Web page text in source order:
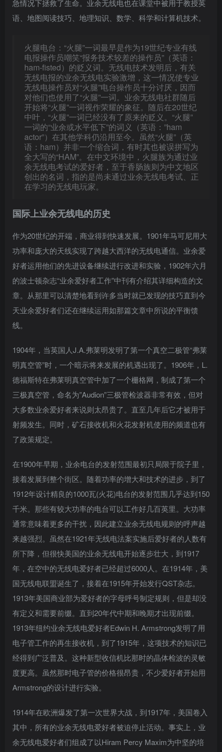
急情况下拯救了生命。业余无线电也在课堂中被用于教授英
语、地图阅读技巧、地理知识、数学、科学和计算机技术。
火腿电台：“火腿”一词最早是作为19世纪专业有线
电报操作员嘲笑“报务技术较差的操作员”（英语：
ham-fisted）的贬义词。无线电技术发明后，有关
无线电报的业余无线电实验激增，这一情况使专业
无线电操作员对“火腿”电台操作员十分讨厌，因而
对他们也使用了“火腿”一词。业余无线电社群随后
开始将“火腿”一词视作荣耀的象征。随后在20世纪
中叶，“火腿”一词已经没有了原来的贬义。“火腿”
一词的“业余或水平低下”的词义（英语：”ham
actor”）在其他学科仍沿用至今。虽然“火腿”（英
语：ham）并非一个缩合词，有时其也被误拼写为
全大写的“HAM”。在中文环境中，火腿族为通过业
余无线电考试的爱好者，至于香肠族则为中文地区
创出的名词，指的是尚未通过业余无线电考试、正
在学习的无线电玩家。
国际上业余无线电的历史
作为20世纪的开端，商业得到快速发展。1901年马可尼用大
功率和庞大的天线实现了跨越大西洋的无线电通信。业余爱
好者运用他们的先进设备继续进行改进和实验，1902年六月
的波士顿杂志“业余爱好者工作”中刊有介绍其详细构造的文
章。从那里可以清楚地看到许多当时就已发现的技巧直到今
天业余爱好者们还在继续运用如那篇文章中所说的平衡馈
线。
1904年，当英国人J.A.弗莱明发明了第一个真空二极管“弗莱
明真空管”时，一个暗示将来发展的机遇出现了。1906年，L.
德福斯特在弗莱明真空管中加了一个栅格网，制成了第一个
三极真空管，命名为”Audion”三极管检波器非常有效，但对
大多数业余爱好者来说则太昂贵了。直至几年后它才被用于
射频发生。同时，矿石接收机和火花发射机使用的频道也有
了政策规定。
在1900年早期，业余电台的发射范围最初只局限于院子里，
接着发展到整个街区。随着功率的增大和技术的进步，到了
1912年设计精良的1000瓦(火花)电台的发射范围几乎达到150
千米。那些有较大功率的电台可以工作好几百英里。大功率
通常意味着更多的干扰，因此建立业余无线电规则的呼声越
来越强烈。虽然在1921年无线电法案实施后爱好者的人数有
所下降，但很快美国的业余无线电开始逐步壮大，到1917
年，在空中的无线电爱好者已经超过6000人。在1914年，美
国无线电联盟诞生了，接着在1915年开始发行QST杂志。
1913年美国商业部为爱好者的字母呼号制定规则，但是却没
有定义和需要前缀。直到20年代中期和晚期才出现前缀。
1913年纽约业余无线电爱好者Edwin H. Armstrong发明了用
电子管工作的再生接收机，到了1915年，这项技术的知识已
经得到广泛普及。这种新型收信机比那时的晶体检波的灵敏
度更高。虽然那时电子管的价格很昂贵，不少爱好者开始用
Armstrong的设计进行实验。
1914年在欧洲爆发了第一次世界大战，到1917年，美国卷入
其中，所有的业余无线电爱好者被迫停止活动。事实上，业
余无线电爱好者们组成了以Hiram Percy Maxim为中坚的培